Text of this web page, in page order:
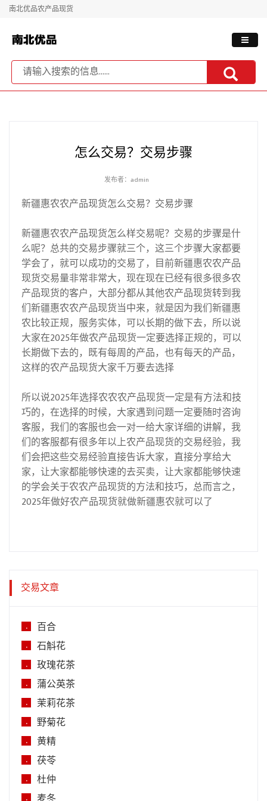
南北优品农产品现货
怎么交易？交易步骤
发布者：admin
新疆惠农农产品现货怎么交易？交易步骤
新疆惠农农产品现货怎么样交易呢？交易的步骤是什
么呢？总共的交易步骤就三个，这三个步骤大家都要
学会了，就可以成功的交易了，目前新疆惠农农产品
现货交易量非常非常大，现在现在已经有很多很多农
产品现货的客户，大部分都从其他农产品现货转到我
们新疆惠农农产品现货当中来，就是因为我们新疆惠
农比较正规，服务实体，可以长期的做下去，所以说
大家在2025年做农产品现货一定要选择正规的，可以
长期做下去的，既有每周的产品，也有每天的产品，
这样的农产品现货大家千万要去选择
所以说2025年选择农农农产品现货一定是有方法和技
巧的，在选择的时候，大家遇到问题一定要随时咨询
客服，我们的客服也会一对一给大家详细的讲解，我
们的客服都有很多年以上农产品现货的交易经验，我
们会把这些交易经验直接告诉大家，直接分享给大
家，让大家都能够快速的去买卖，让大家都能够快速
的学会关于农农产品现货的方法和技巧，总而言之，
2025年做好农产品现货就做新疆惠农就可以了
交易文章
. 百合
. 石斛花
. 玫瑰花茶
. 蒲公英茶
. 茉莉花茶
. 野菊花
. 黄精
. 茯苓
. 杜仲
.